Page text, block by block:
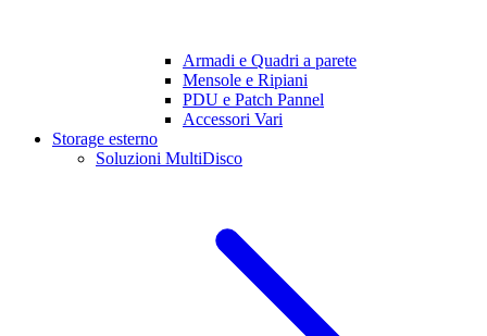
Armadi e Quadri a parete
Mensole e Ripiani
PDU e Patch Pannel
Accessori Vari
Storage esterno
Soluzioni MultiDisco